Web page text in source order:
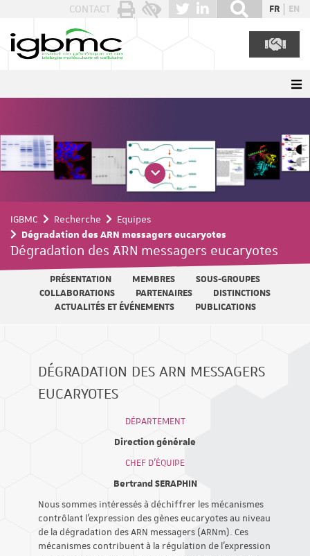
CONTACT FR EN
IGBMC Recherche
Equipes
Dégradation des ARN messagers eucaryotes
Dégradation des ARN messagers eucaryotes
PRÉSENTATION MEMBRES
SOUS-GROUPES
COLLABORATIONS
PARTENAIRES
DISTINCTIONS
ACTUALITÉS ET ÉVÉNEMENTS
PUBLICATIONS
DÉGRADATION DES ARN MESSAGERS
EUCARYOTES
DÉPARTEMENT
Direction générale
CHEF D'ÉQUIPE
Bertrand SERAPHIN
Nous sommes intéressés à déchiffrer les mécanismes
contrôlant l'expression des gènes eucaryotes au niveau
de la dégradation des ARN messagers (ARNm). Ces
mécanismes contribuent à la régulation de l'expression
Panneau de gestion des cookies